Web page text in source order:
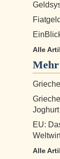
Alle
EU:
Alle